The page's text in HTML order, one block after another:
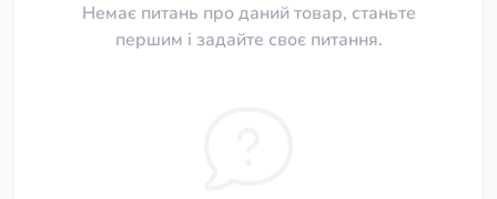
Немає питань про даний товар, станьте
першим і задайте своє питання.